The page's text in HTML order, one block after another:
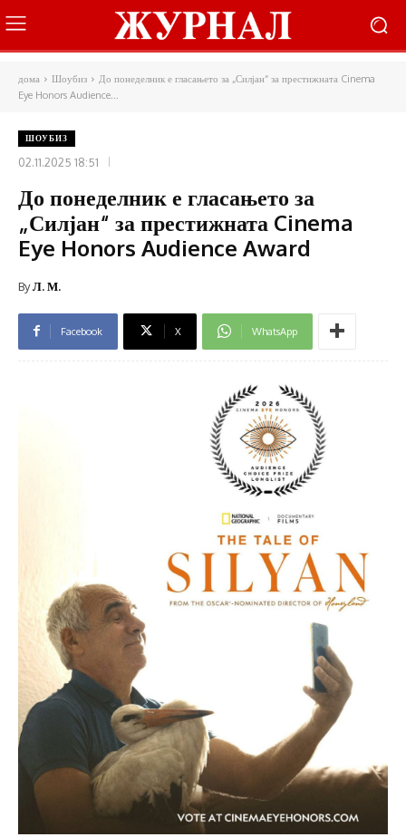
дома Шоубиз
До понеделник е гласањето за „Силјан“ за престижната Cinema
Eye Honors Audience...
ШОУБИЗ
02.11.2025 18:51
До понеделник е гласањето за
„Силјан“ за престижната Cinema
Eye Honors Audience Award
ByЛ. М.
Facebook X WhatsApp